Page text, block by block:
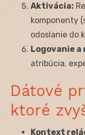
Aktivácia:
komponenty
odoslanie do
Logovanie a
atribúcia,
Dátové
ktoré
Kontext